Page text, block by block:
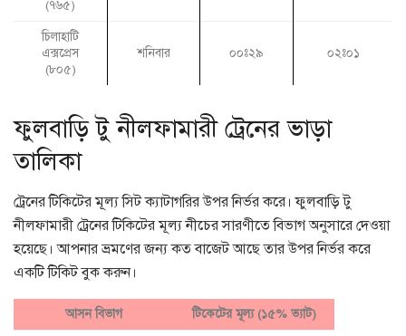
(৭৬৫)
চিলাহাটি
এক্সপ্রেস
(৮০৫)
শনিবার ০০ঃ২৯ ০২ঃ০১
ফুলবাড়ি টু নীলফামারী ট্রেনের ভাড়া
তালিকা
ট্রেনের টিকিটের মূল্য সিট ক্যাটাগরির উপর নির্ভর করে। ফুলবাড়ি টু
নীলফামারী ট্রেনের টিকিটের মূল্য নীচের সারণীতে বিভাগ অনুসারে দেওয়া
হয়েছে। আপনার ভ্রমণের জন্য কত বাজেট আছে তার উপর নির্ভর করে
একটি টিকিট বুক করুন।
আসন বিভাগ টিকেটের মূল্য (১৫% ভ্যাট)